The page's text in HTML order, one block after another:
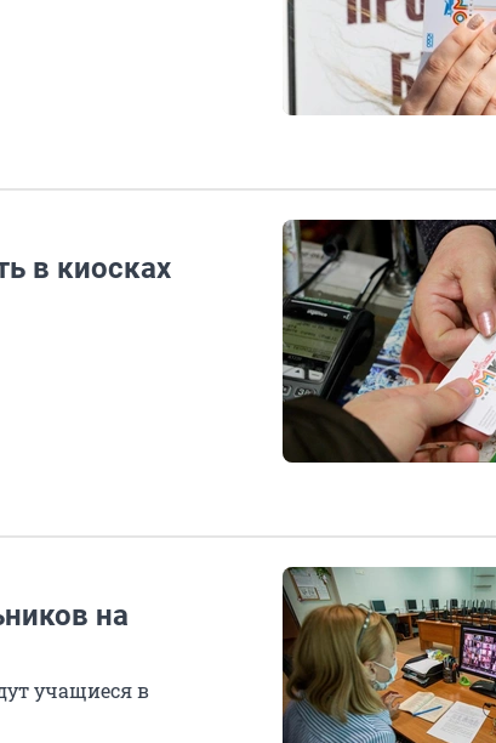
в киосках
на
учащиеся в